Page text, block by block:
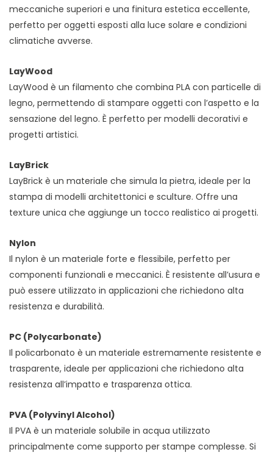
meccaniche superiori e una finitura estetica eccellente,
perfetto per oggetti esposti alla luce solare e condizioni
climatiche avverse.
LayWood
LayWood è un filamento che combina PLA con particelle di
legno, permettendo di stampare oggetti con l’aspetto e la
sensazione del legno. È perfetto per modelli decorativi e
progetti artistici.
LayBrick
LayBrick è un materiale che simula la pietra, ideale per la
stampa di modelli architettonici e sculture. Offre una
texture unica che aggiunge un tocco realistico ai progetti.
Nylon
Il nylon è un materiale forte e flessibile, perfetto per
componenti funzionali e meccanici. È resistente all’usura e
può essere utilizzato in applicazioni che richiedono alta
resistenza e durabilità.
PC (Polycarbonate)
Il policarbonato è un materiale estremamente resistente e
trasparente, ideale per applicazioni che richiedono alta
resistenza all’impatto e trasparenza ottica.
PVA (Polyvinyl Alcohol)
Il PVA è un materiale solubile in acqua utilizzato
principalmente come supporto per stampe complesse. Si